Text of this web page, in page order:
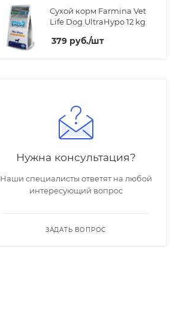
Сухой корм Farmina Vet
Life Dog UltraHypo 12 kg
379 руб./шт
Нужна консультация?
Наши специалисты ответят на любой
интересующий вопрос
ЗАДАТЬ ВОПРОС